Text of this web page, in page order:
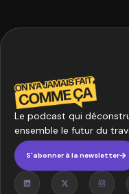
Le podcast qui
ensemble le futur du
S'abonner à la newsletter